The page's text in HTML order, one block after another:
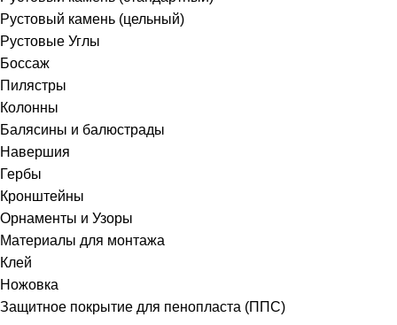
Рустовый камень (цельный)
Рустовые Углы
Боссаж
Пилястры
Колонны
Балясины и балюстрады
Навершия
Гербы
Кронштейны
Орнаменты и Узоры
Материалы для монтажа
Клей
Ножовка
Защитное покрытие для пенопласта (ППС)